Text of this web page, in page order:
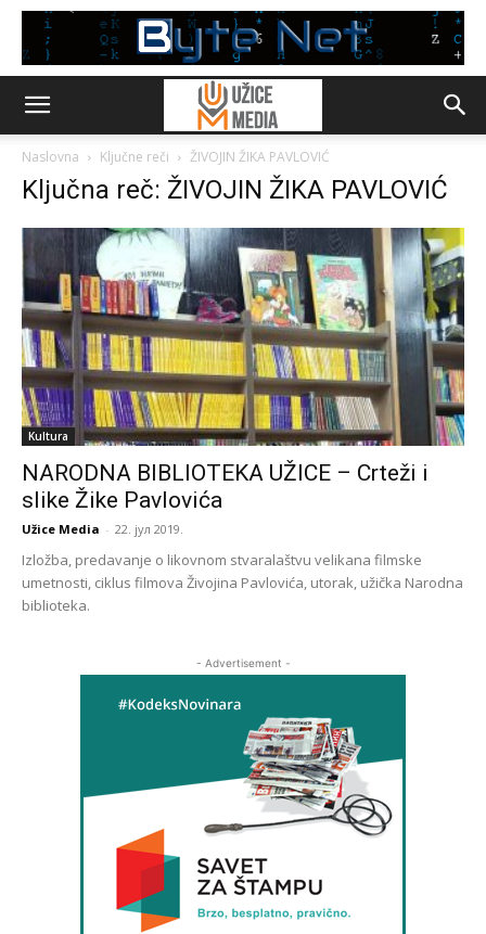
Naslovna Ključne reči ŽIVOJIN ŽIKA PAVLOVIĆ
Ključna reč: ŽIVOJIN ŽIKA PAVLOVIĆ
Kultura
NARODNA BIBLIOTEKA UŽICE – Crteži i
slike Žike Pavlovića
Užice Media - 22. јул 2019.
Izložba, predavanje o likovnom stvaralaštvu velikana filmske
umetnosti, ciklus filmova Živojina Pavlovića, utorak, užička Narodna
biblioteka.
- Advertisement -